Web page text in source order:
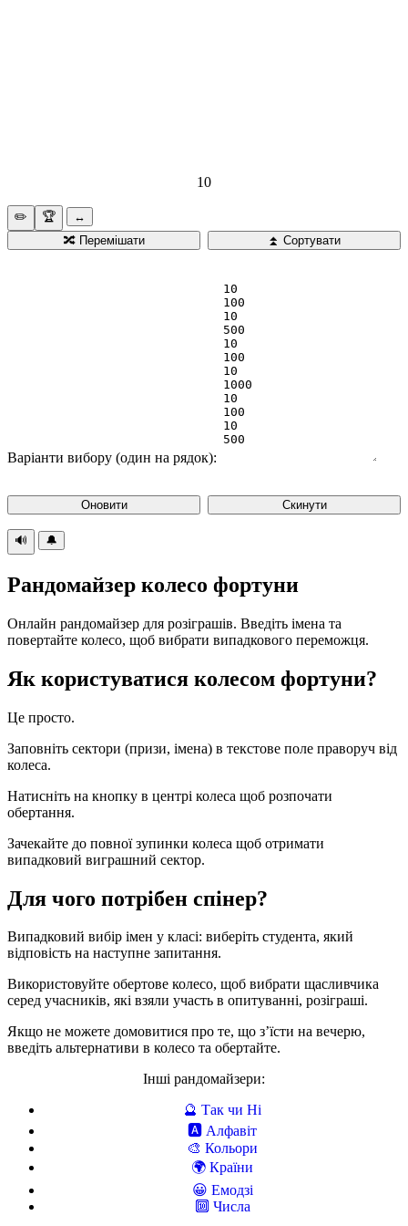
10
✏️ 🏆️
↔️
🔀 Перемішати ⏫️ Сортувати
Варіанти вибору (один на рядок):
Оновити Скинути
🔊 🔔
Рандомайзер колесо фортуни
Онлайн рандомайзер для розіграшів. Введіть імена та
повертайте колесо, щоб вибрати випадкового переможця.
Як користуватися колесом фортуни?
Це просто.
Заповніть сектори (призи, імена) в текстове поле праворуч від
колеса.
Натисніть на кнопку в центрі колеса щоб розпочати
обертання.
Зачекайте до повної зупинки колеса щоб отримати
випадковий виграшний сектор.
Для чого потрібен спінер?
Випадковий вибір імен у класі: виберіть студента, який
відповість на наступне запитання.
Використовуйте обертове колесо, щоб вибрати щасливчика
серед учасників, які взяли участь в опитуванні, розіграші.
Якщо не можете домовитися про те, що з’їсти на вечерю,
введіть альтернативи в колесо та обертайте.
Інші рандомайзери:
🔮 Так чи Ні
🅰️ Алфавіт
🎨 Кольори
🌍️ Країни
😀 Емодзі
🔟 Числа